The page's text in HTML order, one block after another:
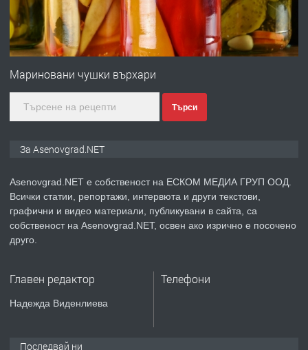
преди 1 година
ПРЕДЛАГА Дава под наем Асеновград
преди 2 години
ПРЕДЛАГА ремонт на покриви
Висококачествени Целофанови
Мариновани чушки върхари
Търси
За Asenovgrad.NET
Asenovgrad.NET е собственост на ЕСКОМ МЕДИА ГРУП ООД.
Всички статии, репортажи, интервюта и други текстови,
графични и видео материали, публикувани в сайта, са
собственост на Asenovgrad.NET, освен ако изрично е посочено
друго.
Главен редактор
Надежда Виденлиева
Телефони
Последвай ни